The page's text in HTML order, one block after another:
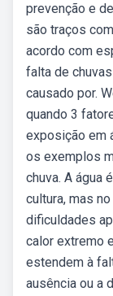
prevenção e
são traços
acordo com
falta de
causado por.
quando 3
exposição em
os exemplos
chuva. A água
cultura, mas
dificuldades
calor extremo
estendem à
ausência ou a